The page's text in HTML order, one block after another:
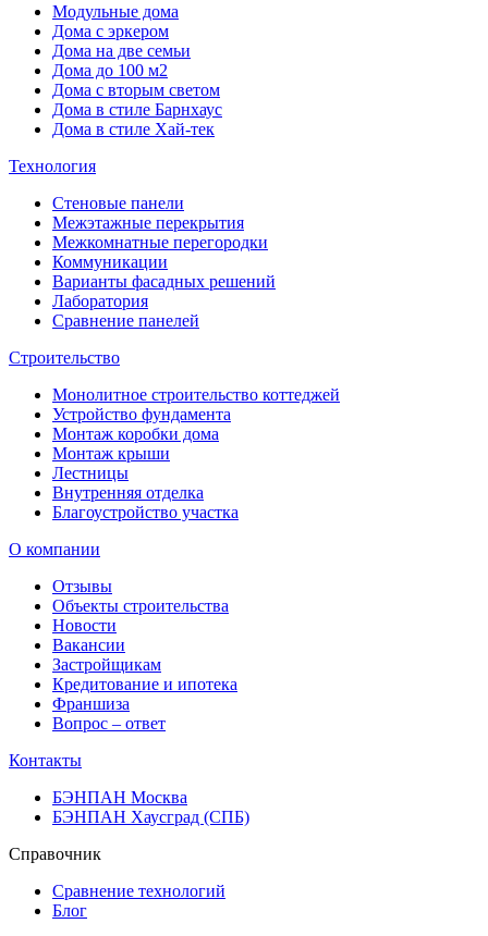
Модульные дома
Дома с эркером
Дома на две семьи
Дома до 100 м2
Дома с вторым светом
Дома в стиле Барнхаус
Дома в стиле Хай-тек
Технология
Стеновые панели
Межэтажные перекрытия
Межкомнатные перегородки
Коммуникации
Варианты фасадных решений
Лаборатория
Сравнение панелей
Строительство
Монолитное строительство коттеджей
Устройство фундамента
Монтаж коробки дома
Монтаж крыши
Лестницы
Внутренняя отделка
Благоустройство участка
О компании
Отзывы
Объекты строительства
Новости
Вакансии
Застройщикам
Кредитование и ипотека
Франшиза
Вопрос – ответ
Контакты
БЭНПАН Москва
БЭНПАН Хаусград (СПБ)
Справочник
Сравнение технологий
Блог